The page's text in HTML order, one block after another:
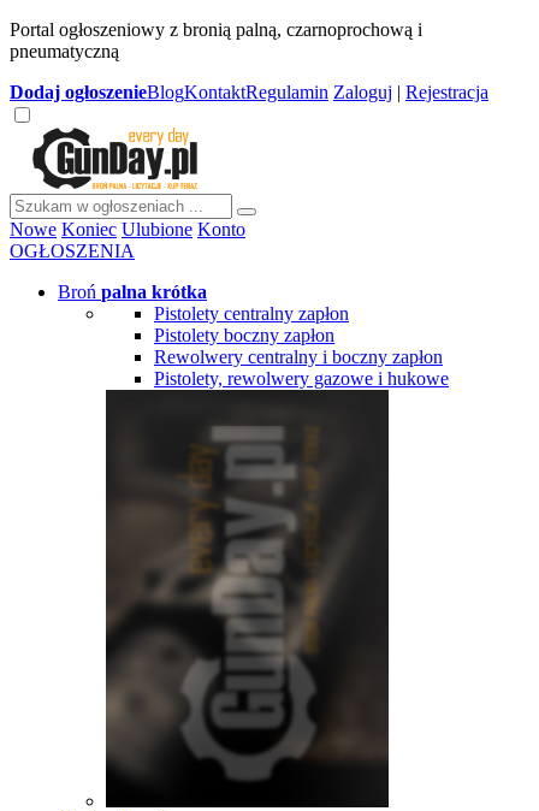
Portal ogłoszeniowy z bronią palną, czarnoprochową i
pneumatyczną
Dodaj ogłoszenieBlogKontaktRegulamin Zaloguj | Rejestracja
Nowe Koniec Ulubione Konto
OGŁOSZENIA
Broń palna krótka
Pistolety centralny zapłon
Pistolety boczny zapłon
Rewolwery centralny i boczny zapłon
Pistolety, rewolwery gazowe i hukowe